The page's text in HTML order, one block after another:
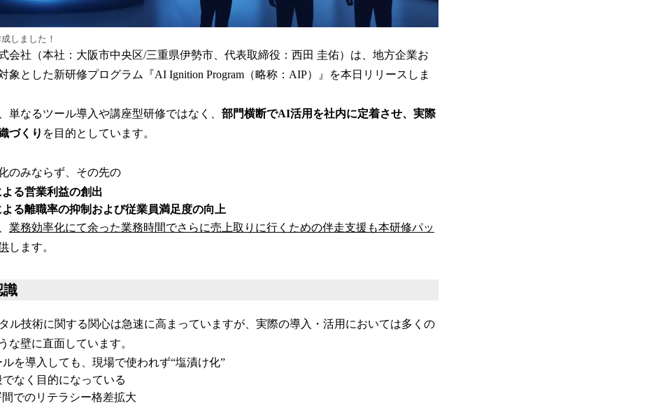
しました！
会社（本社：大阪市中央区/三重県伊勢市、代表取締役：西田 圭佑）は、地方企業お
象とした新研修プログラム『AI Ignition Program（略称：AIP）』を本日リリースしま
単なるツール導入や講座型研修ではなく、 部門横断でAI活用を社内に定着させ、実際
づくり を目的としています。
のみならず、その先の
る営業利益の創出
る離職率の抑制および従業員満足度の向上
業務効率化にて余った業務時間でさらに売上取りに行くための伴走支援も本研修パッ
します。
識
ル技術に関する関心は急速に高まっていますが、実際の導入・活用においては多くの
な壁に直面しています。
を導入しても、現場で使われず“塩漬け化”
なく目的になっている
でのリテラシー格差拡大